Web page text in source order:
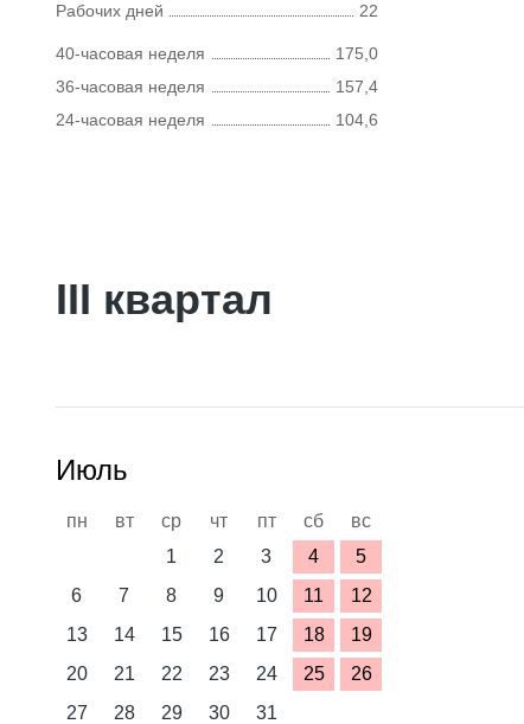
Рабочих дней
22
40-часовая неделя
175,0
36-часовая неделя
157,4
24-часовая неделя
104,6
III квартал
Июль
пн вт ср чт пт сб
вс
1
2 3 4
5
6
7 8 9 10 11
12
13
14 15 16 17 18
19
20
21 22 23 24 25
26
27
28 29 30 31